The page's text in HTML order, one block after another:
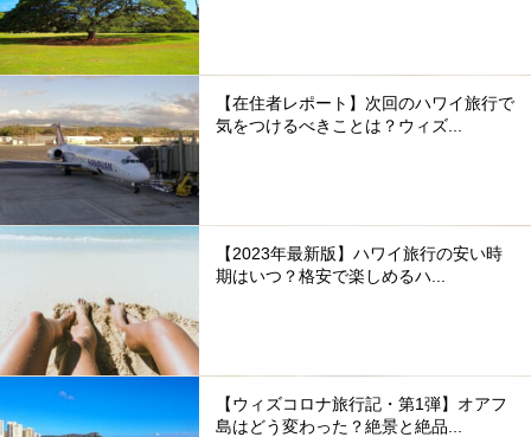
【在住者レポート】次回のハワイ旅行で
気をつけるべきことは？ウィズ...
【2023年最新版】ハワイ旅行の安い時
期はいつ？格安で楽しめるハ...
【ウィズコロナ旅行記・第1弾】オアフ
島はどう変わった？絶景と絶品...